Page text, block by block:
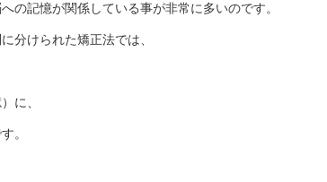
の記憶が関係している事が非常に多いのです。
分けられた矯正法では、
に、
。